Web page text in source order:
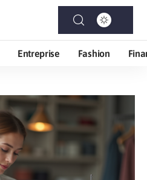
Entreprise Fashion